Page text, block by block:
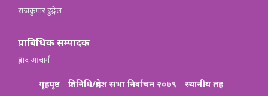
राजकुमार ढुङ्गेल
प्राबिधिक सम्पादक
प्रह्लाद आचार्य
गृहपृष्ठ प्रतिनिधि/प्रदेश सभा निर्वाचन २०७९ स्थानीय तह